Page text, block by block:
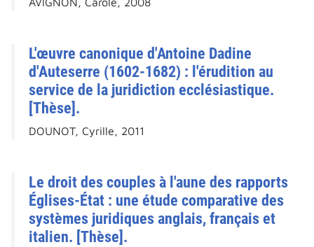
L'œuvre canonique d'Antoine Dadine
d'Auteserre (1602-1682) : l'érudition au
service de la juridiction ecclésiastique.
[Thèse].
DOUNOT, Cyrille, 2011
Le droit des couples à l'aune des rapports
Églises-État : une étude comparative des
systèmes juridiques anglais, français et
italien. [Thèse].